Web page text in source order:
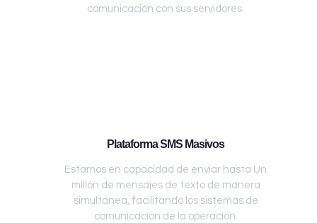
comunicación con sus servidores.
Plataforma SMS Masivos
Estamos en capacidad de enviar hasta Un
millón de mensajes de texto de manera
simultánea, facilitando los sistemas de
comunicación de la operación.